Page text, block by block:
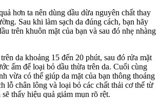
hơn ta nên dùng dầu dừa nguyên chất thay
Sau khi làm sạch da đúng cách, bạn hãy
trên khuôn mặt của bạn và sau đó nhẹ nhàng
da khoảng 15 đến 20 phút, sau đó rửa mặt
ấm để loại bỏ dầu thừa trên da. Cuối cùng
vừa có thể giúp da mặt của bạn thông thoáng
lỗ chân lông và loại bỏ các chất thải cơ thể từ
thấy hiệu quả giảm mụn rõ rệt.